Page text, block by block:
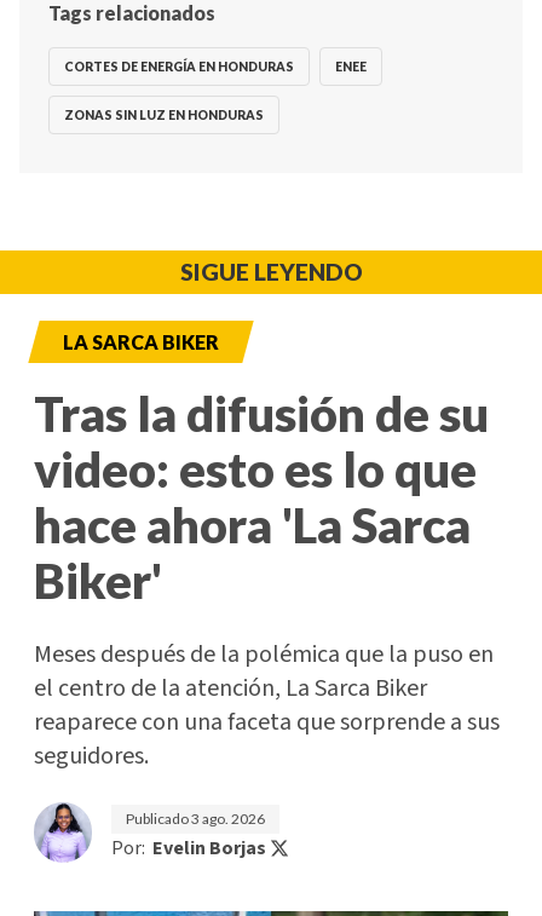
Tags relacionados
CORTES DE ENERGÍA EN HONDURAS ENEE
ZONAS SIN LUZ EN HONDURAS
SIGUE LEYENDO
LA SARCA BIKER
Tras la difusión de su
video: esto es lo que
hace ahora 'La Sarca
Biker'
Meses después de la polémica que la puso en
el centro de la atención, La Sarca Biker
reaparece con una faceta que sorprende a sus
seguidores.
Publicado3 ago. 2026
Por: Evelin Borjas